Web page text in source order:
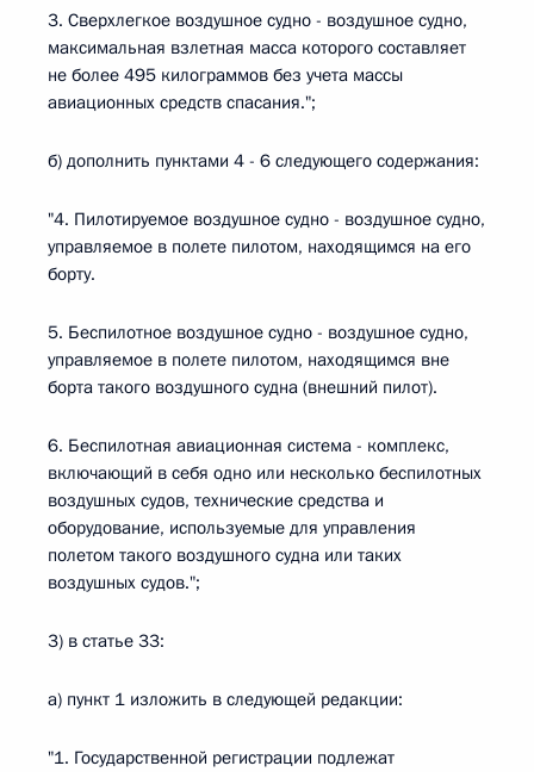
3. Сверхлегкое воздушное судно - воздушное судно,
максимальная взлетная масса которого составляет
не более 495 килограммов без учета массы
авиационных средств спасания.";
б) дополнить пунктами 4 - 6 следующего содержания:
"4. Пилотируемое воздушное судно - воздушное судно,
управляемое в полете пилотом, находящимся на его
борту.
5. Беспилотное воздушное судно - воздушное судно,
управляемое в полете пилотом, находящимся вне
борта такого воздушного судна (внешний пилот).
6. Беспилотная авиационная система - комплекс,
включающий в себя одно или несколько беспилотных
воздушных судов, технические средства и
оборудование, используемые для управления
полетом такого воздушного судна или таких
воздушных судов.";
3) в статье 33:
а) пункт 1 изложить в следующей редакции:
"1. Государственной регистрации подлежат